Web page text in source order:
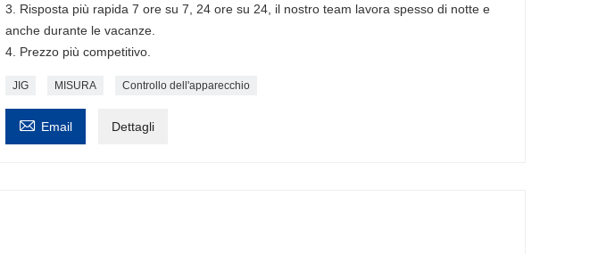
3. Risposta più rapida 7 ore su 7, 24 ore su 24, il nostro team lavora spesso di notte e
anche durante le vacanze.
4. Prezzo più competitivo.
JIG MISURA Controllo dell'apparecchio
 Email Dettagli